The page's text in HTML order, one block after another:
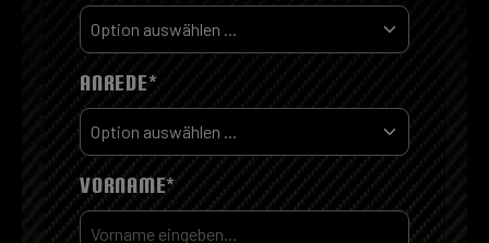
ANREDE*
VORNAME*